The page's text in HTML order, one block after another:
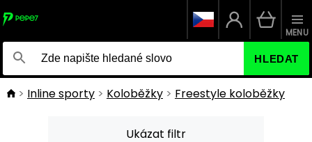
HLEDAT
MENU
Inline sporty Koloběžky Freestyle koloběžky
Ukázat filtr